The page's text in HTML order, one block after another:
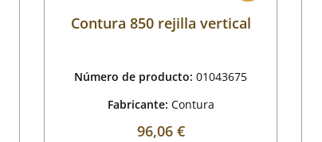
Contura 850 rejilla vertical
Número de producto: 01043675
Fabricante: Contura
Precio normal:
96,06 €